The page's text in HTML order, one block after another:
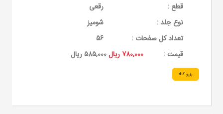
قطع :
رقعی
نوع جلد :
شومیز
تعداد کل صفحات :
56
قيمت :
780,000 ریال 585,000 ریال
رزرو کالا